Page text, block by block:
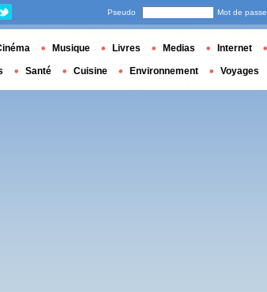
Pseudo Mot de passe
Musique Livres Medias Internet
Santé Cuisine Environnement Voyages